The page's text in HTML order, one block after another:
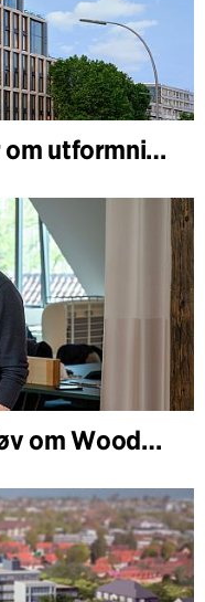
Interview: Julian Weyer om utformningen av B-One
Q&A: Thue Borgen Hasløv om WoodHub